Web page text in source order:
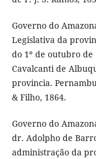
Governo do
Legislativa da
do 1º de outubro
Cavalcanti de
provincia.
& Filho, 1864.
Governo do
dr. Adolpho de
administração da